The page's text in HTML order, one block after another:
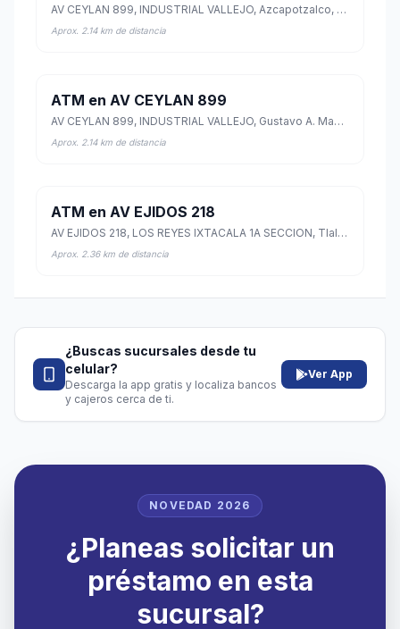
AV CEYLAN 899, INDUSTRIAL VALLEJO, Azcapotzalco, Ciudad de México
Aprox. 2.14 km de distancia
ATM en AV CEYLAN 899
AV CEYLAN 899, INDUSTRIAL VALLEJO, Gustavo A. Madero, Ciudad de México
Aprox. 2.14 km de distancia
ATM en AV EJIDOS 218
AV EJIDOS 218, LOS REYES IXTACALA 1A SECCION, Tlalnepantla de Baz, México
Aprox. 2.36 km de distancia
¿Buscas sucursales desde tu
celular?
Descarga la app gratis y localiza bancos
y cajeros cerca de ti.
Ver App
NOVEDAD 2026
¿Planeas solicitar un
préstamo en esta
sucursal?